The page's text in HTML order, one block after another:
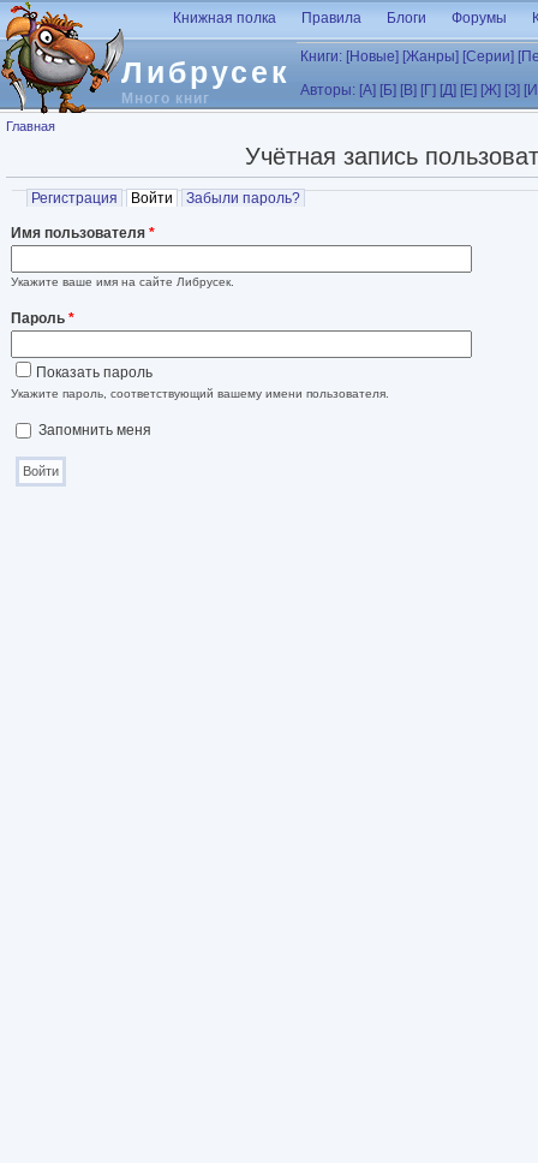
Перейти к основному содержанию
Либрусек
Много книг
Книжная полка Правила Блоги Форумы
Книги: [Новые] [Жанры] [Серии]
Авторы: [А] [Б] [В] [Г] [Д] [Е] [Ж] [З]
Вы здесь
Главная
Учётная запись
Главные вкладки
Регистрация Войти (активная вкладка)
Забыли пароль?
Имя пользователя *
Укажите ваше имя на сайте Либрусек.
Пароль *
Показать пароль
Укажите пароль, соответствующий вашему имени пользователя.
Запомнить меня